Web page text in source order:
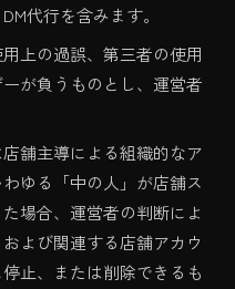
代行を含みます。
上の過誤、第三者の使用
が負うものとし、運営者
舗主導による組織的なア
ゆる「中の人」が店舗ス
場合、運営者の判断によ
よび関連する店舗アカウ
止、または削除できるも